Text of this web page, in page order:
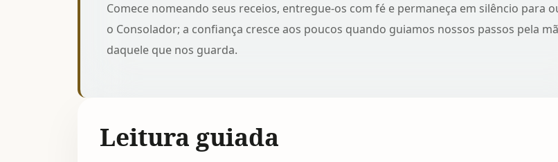
Comece nomeando seus receios, entregue-os com fé e permaneça em silêncio para
o Consolador; a confiança cresce aos poucos quando guiamos nossos passos pela
daquele que nos guarda.
Leitura guiada